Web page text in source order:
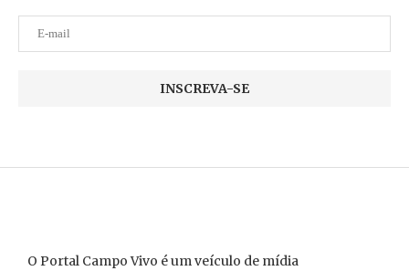
O Portal Campo Vivo é um veículo de mídia